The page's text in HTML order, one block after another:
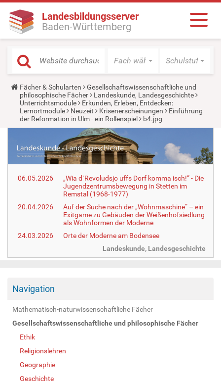
Landesbildungsserver
Baden-Württemberg
Fach wählen Schulstufe
Y
o
u
a
r
e
r
e
:
Fächer & Schularten
Gesellschaftswissenschaftliche und
philosophische Fächer
Landeskunde, Landesgeschichte
Unterrichtsmodule
Erkunden, Erleben, Entdecken:
Lernortmodule
Neuzeit Krisenerscheinungen
Einführung
der Reformation in Ulm - ein Rollenspiel
b4.jpg
06.05.2026
„Wia d´Revoludsjo uffs Dorf komma isch!“ - Die
Jugendzentrumsbewegung in Stetten im
Remstal (1968-1977)
20.04.2026
Auf der Suche nach der „Wohnmaschine“ – ein
Exitgame zu Gebäuden der Weißenhofsiedlung
als Wohnformen der Moderne
24.03.2026
Orte der Moderne am Bodensee
Landeskunde, Landesgeschichte
Navigation
Mathematisch-naturwissenschaftliche Fächer
Gesellschaftswissenschaftliche und philosophische Fächer
Ethik
Religionslehren
Geographie
Geschichte